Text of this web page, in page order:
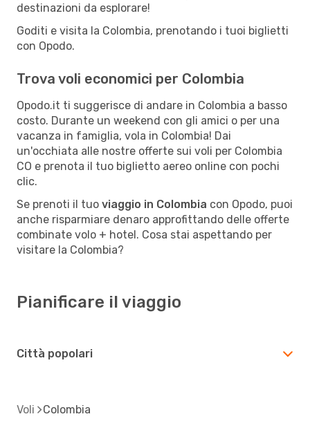
destinazioni da esplorare!
Goditi e visita la Colombia, prenotando i tuoi biglietti
con Opodo.
Trova voli economici per Colombia
Opodo.it ti suggerisce di andare in Colombia a basso
costo. Durante un weekend con gli amici o per una
vacanza in famiglia, vola in Colombia! Dai
un'occhiata alle nostre offerte sui voli per Colombia
CO e prenota il tuo biglietto aereo online con pochi
clic.
Se prenoti il tuo viaggio in Colombia con Opodo, puoi
anche risparmiare denaro approfittando delle offerte
combinate volo + hotel. Cosa stai aspettando per
visitare la Colombia?
Pianificare il viaggio
Città popolari
Voli Colombia